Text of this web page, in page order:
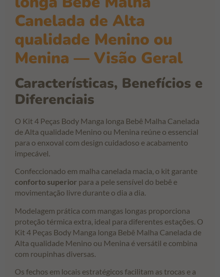
Canelada de Alta
qualidade Menino ou
Menina — Visão Geral
Características, Benefícios e
Diferenciais
O Kit 4 Peças Body Manga longa Bebê Malha Canelada
de Alta qualidade Menino ou Menina reúne o essencial
para o enxoval com design cuidadoso e acabamento
impecável.
Confeccionado em malha canelada macia, o kit garante
conforto superior para a pele sensível do bebê e
movimentação livre durante o dia a dia.
Modelagem prática com mangas longas proporciona
proteção térmica extra, ideal para diferentes estações. O
Kit 4 Peças Body Manga longa Bebê Malha Canelada de
Alta qualidade Menino ou Menina é versátil e combina
com roupinhas diversas.
Os fechos em locais estratégicos facilitam as trocas e a